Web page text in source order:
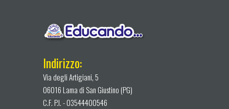
Indirizzo:
Via degli Artigiani, 5
06016 Lama di San Giustino (PG)
C.F. P.I. - 03544400546